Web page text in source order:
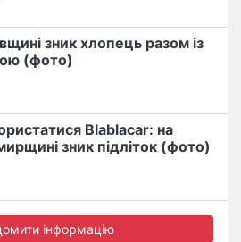
зник хлопець разом із
(фото)
Blablacar: на
зник підліток (фото)
інформацію